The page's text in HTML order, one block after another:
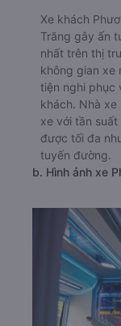
Xe khách
Trăng gây ấn
nhất trên thị
không gian xe
tiện nghi phục
khách. Nhà
xe với tần
được tối đa
tuyến đường.
b. Hình ảnh xe